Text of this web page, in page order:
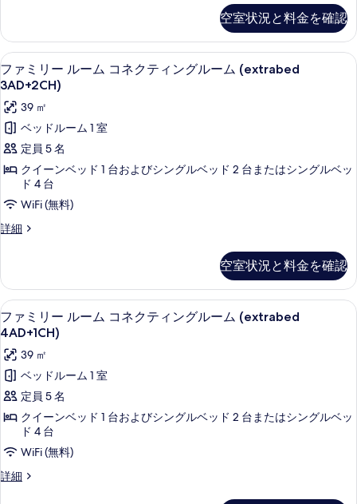
べ
て
の
写
真
を
表
示
す
詳
細
ク
テ
ィ
ン
グ
ル
ー
(3AD+1CH)
の
て
の
写
真
を
表
示
る
ー
ル
ー
ム
ネ
ク
テ
ィ
ン
ー
ム
(3AD+1CH)
細
空室状況と料金を確認
フ
ァ
ミ
リ
ー
ル
ム
コ
テ
ィ
ン
グ
ル
ー
ム
(extrabed
3AD+2CH)
の
セレクト コンフォート製ベッド、ミ
6
ファミリー ルーム コネクティングルーム (extrabed
3AD+2CH)
39 ㎡
ベッドルーム 1 室
定員 5 名
クイーンベッド 1 台およびシングルベッド 2 台またはシングルベッ
ド 4 台
WiFi (無料)
詳細
フ
ー
ル
ー
ム
ネ
ク
テ
ィ
ン
ー
ム
(extrabed
空室状況と料金を確認
フ
ァ
ミ
リ
ー
ル
ム
コ
セレクト コンフォート製ベッド、ミ
6
ファミリー ルーム コネクティングルーム (extrabed
4AD+1CH)
39 ㎡
ベッドルーム 1 室
定員 5 名
クイーンベッド 1 台およびシングルベッド 2 台またはシングルベッ
ド 4 台
WiFi (無料)
詳細
フ